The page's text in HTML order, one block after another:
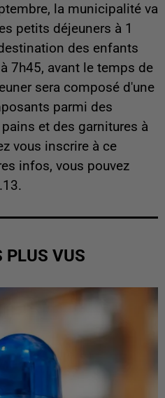
la municipalité va
petits déjeuners à 1
des enfants
7h45, avant le temps de
sera composé d'une
parmi des
et des garnitures à
vous inscrire à ce
infos, vous pouvez
PLUS VUS